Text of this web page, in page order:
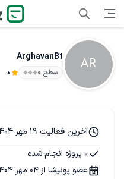
AR
ArghavanBt
سطح ۰ 0
آخرین فعالیت 19 مهر 1404
0 پروژه انجام شده
عضو پونیشا از 04 مهر 1404